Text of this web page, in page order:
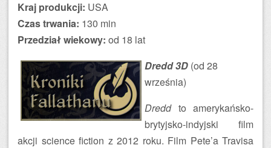
Kraj produkcji: USA
Czas trwania: 130 min
Przedział wiekowy: od 18 lat
Dredd 3D (od 28
września)
Dreddto amerykańsko-
brytyjsko-indyjski film
akcji science fiction z 2012 roku. Film Pete’a Travisa